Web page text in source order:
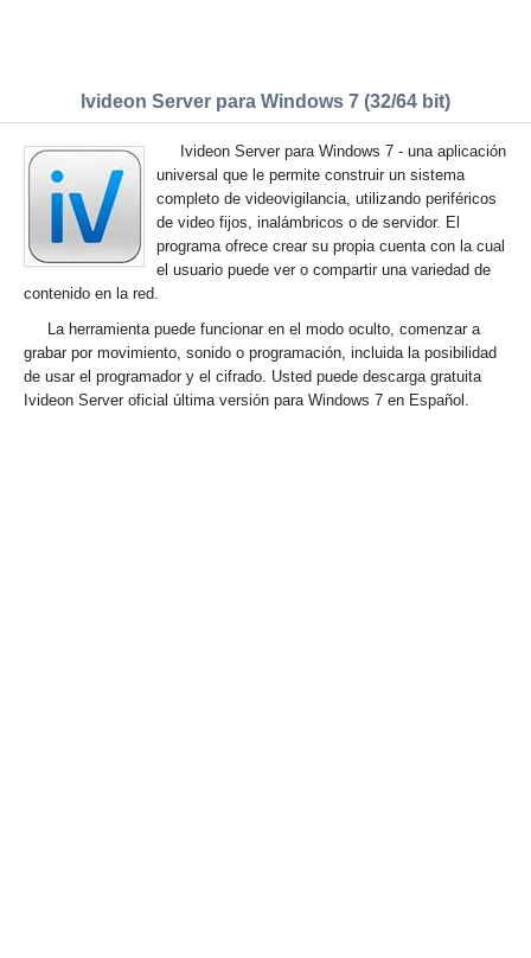
Ivideon Server para Windows 7 (32/64 bit)
Ivideon Server para Windows 7 - una aplicación
universal que le permite construir un sistema
completo de videovigilancia, utilizando periféricos
de video fijos, inalámbricos o de servidor. El
programa ofrece crear su propia cuenta con la cual
el usuario puede ver o compartir una variedad de
contenido en la red.
La herramienta puede funcionar en el modo oculto, comenzar a
grabar por movimiento, sonido o programación, incluida la posibilidad
de usar el programador y el cifrado. Usted puede descarga gratuita
Ivideon Server oficial última versión para Windows 7 en Español.